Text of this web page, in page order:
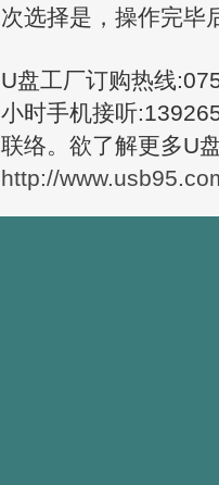
次选择是，操作完毕
U盘工厂订购热线
小时手机接听
联络。欲了解更多U
http://